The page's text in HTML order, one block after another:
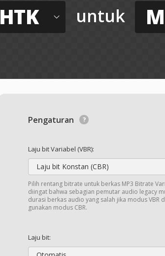
HTK untuk
Pengaturan
Laju bit Variabel (VBR):
Laju bit Konstan (CBR)
Pilih rentang bitrate untuk berkas MP3 Bitrate
diingat bahwa sebagian pemutar audio legacy
durasi berkas audio yang salah jika modus VBR
gunakan modus CBR.
Laju bit: